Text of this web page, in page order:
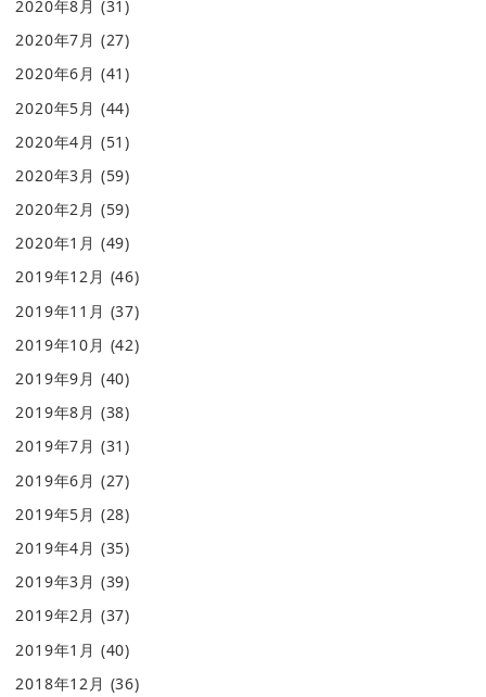
2020年8月 (31)
2020年7月 (27)
2020年6月 (41)
2020年5月 (44)
2020年4月 (51)
2020年3月 (59)
2020年2月 (59)
2020年1月 (49)
2019年12月 (46)
2019年11月 (37)
2019年10月 (42)
2019年9月 (40)
2019年8月 (38)
2019年7月 (31)
2019年6月 (27)
2019年5月 (28)
2019年4月 (35)
2019年3月 (39)
2019年2月 (37)
2019年1月 (40)
2018年12月 (36)